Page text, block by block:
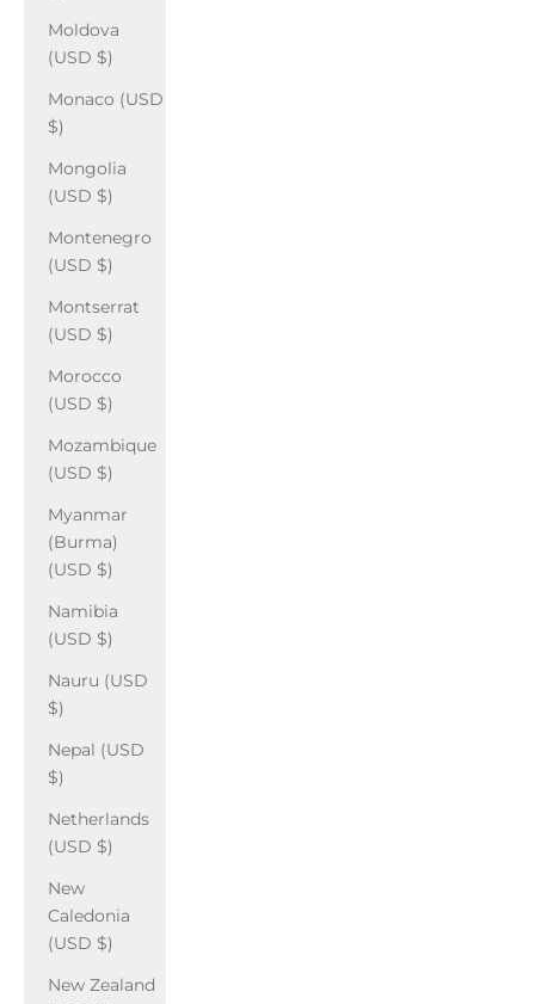
Moldova
(USD $)
Monaco (USD
$)
Mongolia
(USD $)
Montenegro
(USD $)
Montserrat
(USD $)
Morocco
(USD $)
Mozambique
(USD $)
Myanmar
(Burma)
(USD $)
Namibia
(USD $)
Nauru (USD
$)
Nepal (USD
$)
Netherlands
(USD $)
New
Caledonia
(USD $)
New Zealand